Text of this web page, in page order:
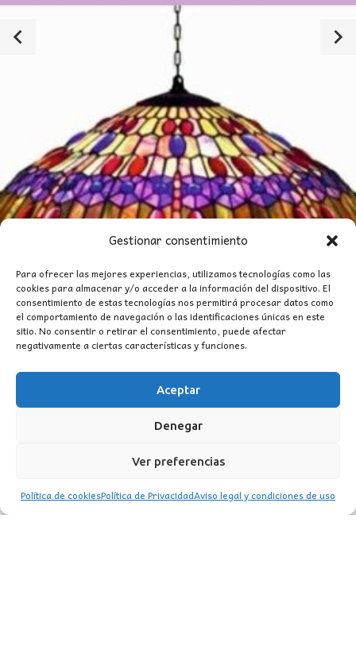
Gestionar consentimiento
Para ofrecer las mejores experiencias, utilizamos tecnologías como las
cookies para almacenar y/o acceder a la información del dispositivo. El
consentimiento de estas tecnologías nos permitirá procesar datos como
el comportamiento de navegación o las identificaciones únicas en este
sitio. No consentir o retirar el consentimiento, puede afectar
negativamente a ciertas características y funciones.
Aceptar
Denegar
Ver preferencias
Política de cookiesPolítica de PrivacidadAviso legal y condiciones de uso
COLGANTE TIFFANY LIBÉLULAS
El
precio
era:
325,00
es: